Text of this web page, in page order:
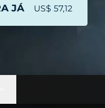
JÁ US$ 57,12